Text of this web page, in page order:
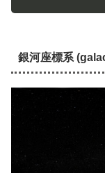
銀河座標系